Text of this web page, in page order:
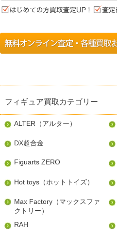
フィギュア買取カテゴリー
ALTER（アルター）
DX超合金
Figuarts ZERO
Hot toys（ホットトイズ）
Max Factory（マックスファ
クトリー）
RAH